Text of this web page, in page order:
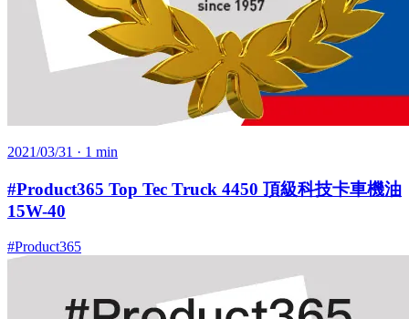
2021/03/31 · 1 min
#Product365 Top Tec Truck 4450 頂級科技卡車機油
15W-40
#Product365